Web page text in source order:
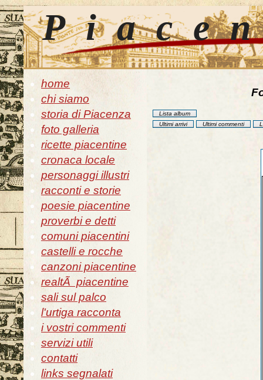
home
chi siamo
storia di Piacenza
foto galleria
ricette piacentine
cronaca locale
personaggi illustri
racconti e storie
poesie piacentine
proverbi e detti
comuni piacentini
castelli e rocche
canzoni piacentine
realtÃ piacentine
sali sul palco
l'urtiga racconta
i vostri commenti
servizi utili
contatti
links segnalati
Lista album
Ultimi arrivi
Ultimi commenti